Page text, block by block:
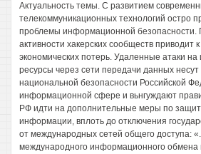
Актуальность темы. С развитием
телекоммуникационных технологий остро
проблемы информационной безопасности.
активности хакерских сообществ приводит
экономических потерь. Удаленные атаки
ресурсы через сети передачи данных несут
национальной безопасности Российской
информационной сфере и вьнгуждают
РФ идти на дополнительные меры по
информации, вплоть до отключения
от международных сетей общего доступа:
международного информационного обмена